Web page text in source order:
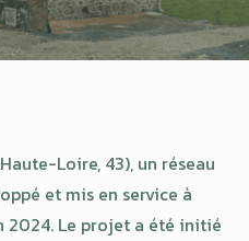
Loire, 43), un réseau
et mis en service à
2024. Le projet a été initié